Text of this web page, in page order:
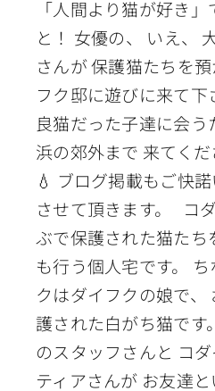
「人間より猫が好き
と！ 女優の、 いえ、
さんが 保護猫たちを
フク邸に遊びに来て
良猫だった子達に会
浜の郊外まで 来てく
💧 ブログ掲載もご快
させて頂きます。 コ
ぶで保護された猫たち
も行う個人宅です。
クはダイフクの娘で、
護された白がち猫で
のスタッフさんと コ
ティアさんが お友達